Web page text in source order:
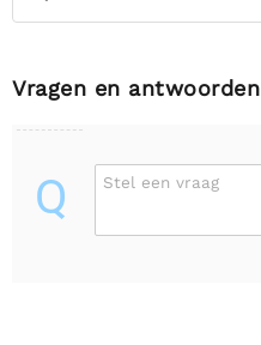
Vragen en antwoorden
Q Stel een vraag